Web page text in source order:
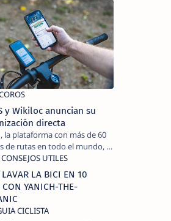
y Wikiloc anuncian su
directa
la plataforma con más de 60
de rutas en todo el mundo, y
, marca de dispositivos GPS
mundialmente por su
LA BICI EN 10
CON YANICH-THE-